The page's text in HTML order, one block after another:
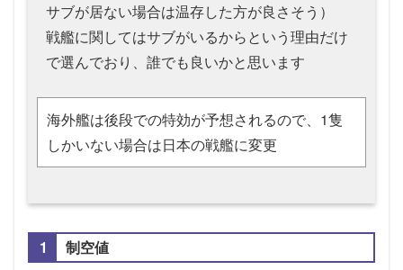
サブが居ない場合は温存した方が良さそう）
戦艦に関してはサブがいるからという理由だけ
で選んでおり、誰でも良いかと思います
海外艦は後段での特効が予想されるので、1隻
しかいない場合は日本の戦艦に変更
制空値